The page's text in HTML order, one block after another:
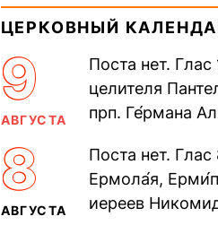
ЦЕРКОВНЫЙ
9
АВГУСТА
Поста нет.
целителя
прп. Ге́рмана
Николая
ради...
8
АВГУСТА
Поста нет.
Ермола́я,
иереев